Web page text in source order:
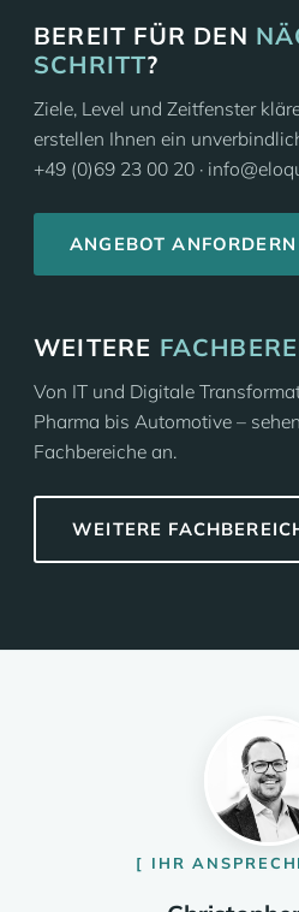
BEREIT FÜR DEN
SCHRITT?
Ziele, Level und Zeitfenster
erstellen Ihnen ein
+49 (0)69 23 00 20 ·
ANGEBOT ANFORDERN
WEITERE
Von IT und Digitale
Pharma bis Automotive –
Fachbereiche an.
WEITERE
IHR